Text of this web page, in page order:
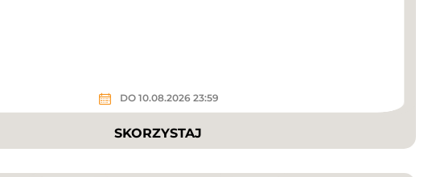
DO 10.08.2026 23:59
SKORZYSTAJ